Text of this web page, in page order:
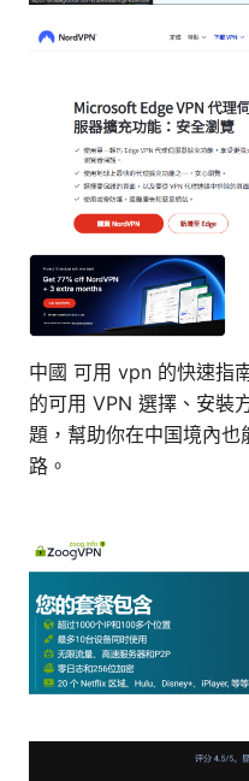
中國 可用 vpn 的快速指
的可用 VPN 選擇、安裝
題，幫助你在中国境內也
路。